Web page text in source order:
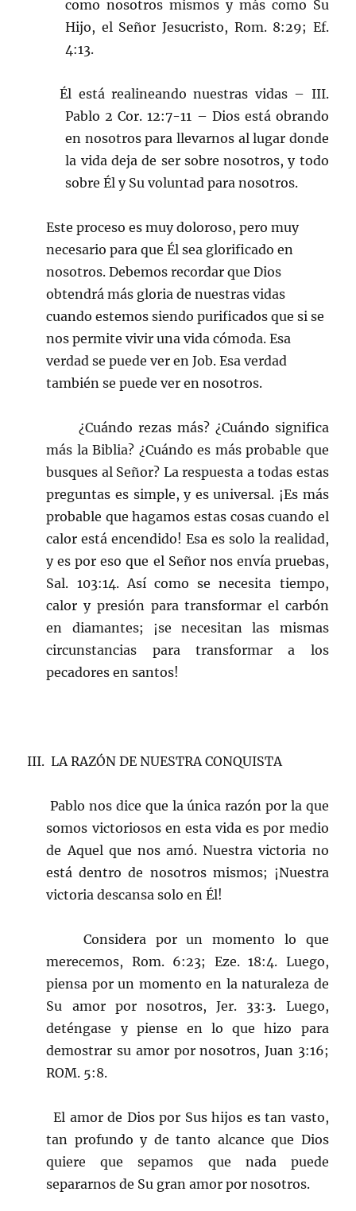
como nosotros mismos y más como Su
Hijo, el Señor Jesucristo, Rom. 8:29; Ef.
4:13.
Él está realineando nuestras vidas – III.
Pablo 2 Cor. 12:7-11 – Dios está obrando
en nosotros para llevarnos al lugar donde
la vida deja de ser sobre nosotros, y todo
sobre Él y Su voluntad para nosotros.
Este proceso es muy doloroso, pero muy
necesario para que Él sea glorificado en
nosotros. Debemos recordar que Dios
obtendrá más gloria de nuestras vidas
cuando estemos siendo purificados que si se
nos permite vivir una vida cómoda. Esa
verdad se puede ver en Job. Esa verdad
también se puede ver en nosotros.
¿Cuándo rezas más? ¿Cuándo significa
más la Biblia? ¿Cuándo es más probable que
busques al Señor? La respuesta a todas estas
preguntas es simple, y es universal. ¡Es más
probable que hagamos estas cosas cuando el
calor está encendido! Esa es solo la realidad,
y es por eso que el Señor nos envía pruebas,
Sal. 103:14. Así como se necesita tiempo,
calor y presión para transformar el carbón
en diamantes; ¡se necesitan las mismas
circunstancias para transformar a los
pecadores en santos!
III. LA RAZÓN DE NUESTRA CONQUISTA
Pablo nos dice que la única razón por la que
somos victoriosos en esta vida es por medio
de Aquel que nos amó. Nuestra victoria no
está dentro de nosotros mismos; ¡Nuestra
victoria descansa solo en Él!
Considera por un momento lo que
merecemos, Rom. 6:23; Eze. 18:4. Luego,
piensa por un momento en la naturaleza de
Su amor por nosotros, Jer. 33:3. Luego,
deténgase y piense en lo que hizo para
demostrar su amor por nosotros, Juan 3:16;
ROM. 5:8.
El amor de Dios por Sus hijos es tan vasto,
tan profundo y de tanto alcance que Dios
quiere que sepamos que nada puede
separarnos de Su gran amor por nosotros.